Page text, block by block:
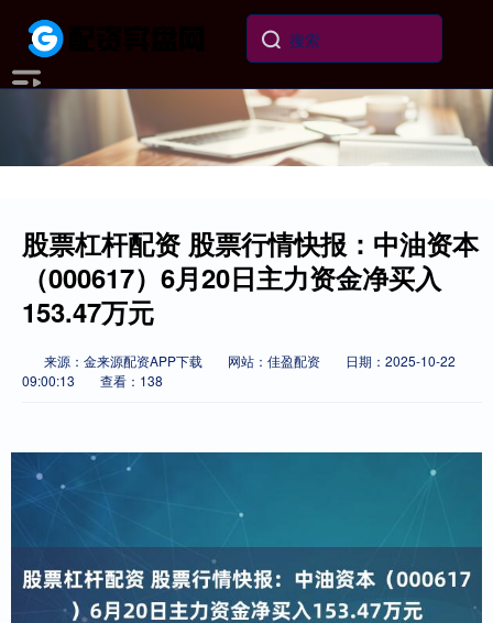
股票杠杆配资 股票行情快报：中油资本
（000617）6月20日主力资金净买入
153.47万元
来源：金来源配资APP下载 网站：佳盈配资
日期：2025-10-22
09:00:13
查看：138